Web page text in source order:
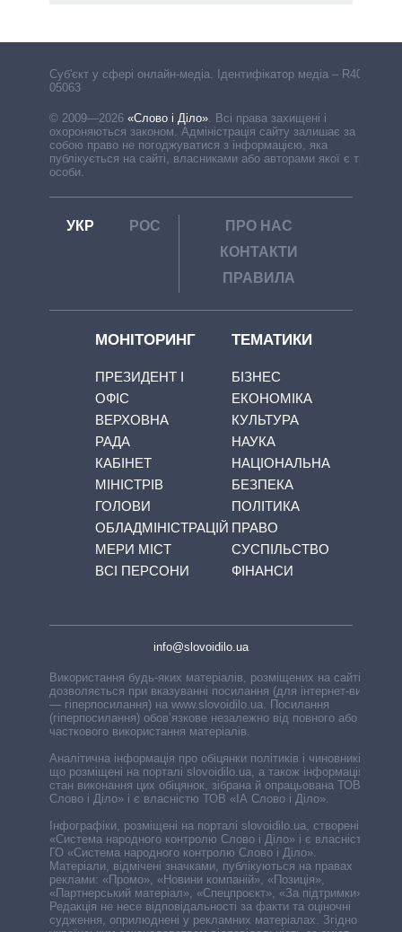
Cуб'єкт у сфері онлайн-медіа. Ідентифікатор медіа – R40-
05063
© 2009—2026 «Слово і Діло». Всі права захищені і
охороняються законом. Адміністрація сайту залишає за
собою право не погоджуватися з інформацією, яка
публікується на сайті, власниками або авторами якої є треті
особи.
УКР РОС
ПРО НАС
КОНТАКТИ
ПРАВИЛА
МОНІТОРИНГ
ПРЕЗИДЕНТ І
ОФІС
ВЕРХОВНА
РАДА
КАБІНЕТ
МІНІСТРІВ
ГОЛОВИ
ОБЛАДМІНІСТРАЦІЙ
МЕРИ МІСТ
ВСІ ПЕРСОНИ
ТЕМАТИКИ
БІЗНЕС
ЕКОНОМІКА
КУЛЬТУРА
НАУКА
НАЦІОНАЛЬНА
БЕЗПЕКА
ПОЛІТИКА
ПРАВО
СУСПІЛЬСТВО
ФІНАНСИ
info@slovoidilo.ua
Використання будь-яких матеріалів, розміщених на сайті,
дозволяється при вказуванні посилання (для інтернет-видань
— гіперпосилання) на www.slovoidilo.ua. Посилання
(гіперпосилання) обов’язкове незалежно від повного або
часткового використання матеріалів.
Аналітична інформація про обіцянки політиків і чиновників,
що розміщені на порталі slovoidilo.ua, а також інформація про
стан виконання цих обіцянок, зібрана й опрацьована ТОВ «ІА
Слово і Діло» і є власністю ТОВ «ІА Слово і Діло».
Інфографіки, розміщені на порталі slovoidilo.ua, створені ГО
«Система народного контролю Слово і Діло» і є власністю
ГО «Система народного контролю Слово і Діло».
Матеріали, відмічені значками, публікуються на правах
реклами: «Промо», «Новини компаній», «Позиція»,
«Партнерський матеріал», «Спецпроєкт», «За підтримки».
Редакція не несе відповідальності за факти та оціночні
судження, оприлюднені у рекламних матеріалах. Згідно з